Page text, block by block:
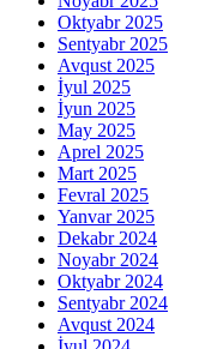
Oktyabr 2025
Sentyabr 2025
Avqust 2025
İyul 2025
İyun 2025
May 2025
Aprel 2025
Mart 2025
Fevral 2025
Yanvar 2025
Dekabr 2024
Noyabr 2024
Oktyabr 2024
Sentyabr 2024
Avqust 2024